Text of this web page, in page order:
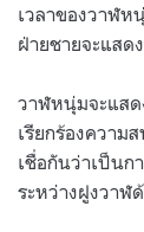
เวลาของวาฬ
ฝ่ายชายจะแส
วาฬหนุ่มจะแสด
เรียกร้องความ
เชื่อกันว่าเป็นก
ระหว่างฝูงวาฬ